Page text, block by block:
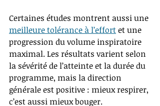
Certaines études montrent aussi une
meilleure tolérance à l’effort et une
progression du volume inspiratoire
maximal. Les résultats varient selon
la sévérité de l’atteinte et la durée du
programme, mais la direction
générale est positive : mieux respirer,
c’est aussi mieux bouger.